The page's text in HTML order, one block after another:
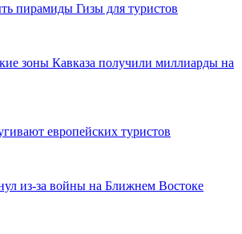
пирамиды Гизы для туристов
зоны Кавказа получили миллиарды на
европейских туристов
из-за войны на Ближнем Востоке